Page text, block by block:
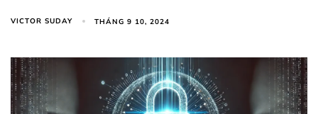
VICTOR SUDAY THÁNG 9 10, 2024